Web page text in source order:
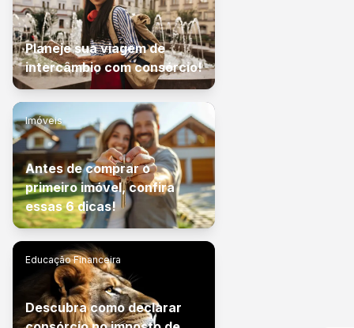
Planeje sua viagem de
intercâmbio com consórcio!
Imóveis
Antes de comprar o
primeiro imóvel, confira
essas 6 dicas!
Educação Financeira
Descubra como declarar